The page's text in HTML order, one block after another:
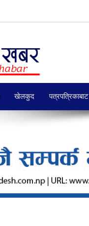
खेलकुद पत्रपत्रिकाबाट